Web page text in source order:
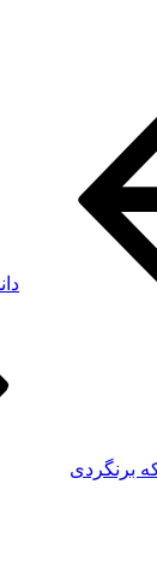
برنگردی